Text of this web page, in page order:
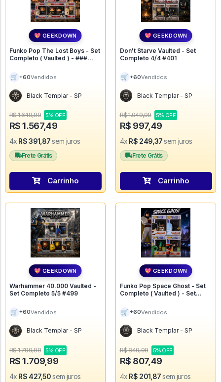
💖 GEEKDOWN
Funko Pop The Lost Boys - Set
Completo ( Vaulted ) - ###
🛒 +60Vendidos
Black Templar - SP
R$ 1.649,99 5% OFF
R$ 1.567,49
4x R$ 391,87sem juros
Frete Grátis
Carrinho
💖 GEEKDOWN
Don't Starve Vaulted - Set
Completo 4/4 #401
🛒 +60Vendidos
Black Templar - SP
R$ 1.049,99 5% OFF
R$ 997,49
4x R$ 249,37sem juros
Frete Grátis
Carrinho
💖 GEEKDOWN
Warhammer 40.000 Vaulted -
Set Completo 5/5 #499
🛒 +60Vendidos
Black Templar - SP
R$ 1.799,99 5% OFF
R$ 1.709,99
4x R$ 427,50sem juros
💖 GEEKDOWN
Funko Pop Space Ghost - Set
Completo ( Vaulted ) - Set
🛒 +60Vendidos
Black Templar - SP
R$ 849,99 5% OFF
R$ 807,49
4x R$ 201,87sem juros